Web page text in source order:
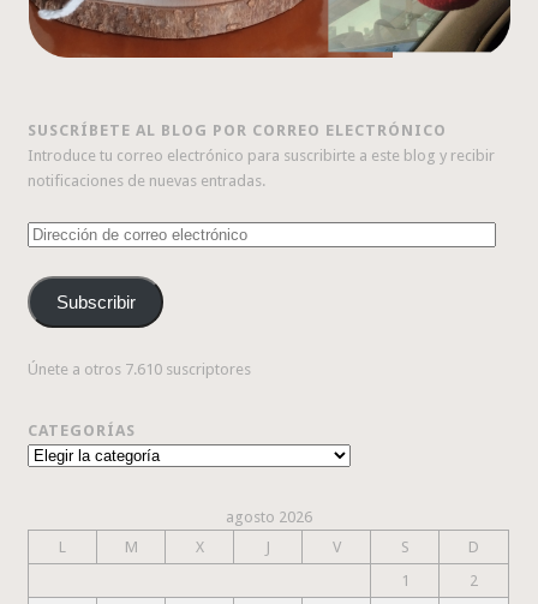
SUSCRÍBETE AL BLOG POR CORREO ELECTRÓNICO
Introduce tu correo electrónico para suscribirte a este blog y recibir
notificaciones de nuevas entradas.
Dirección
correo
electrónico
Subscribir
Únete a otros 7.610 suscriptores
CATEGORÍAS
Categorías
agosto 2026
L
M X J V S
D
1
2